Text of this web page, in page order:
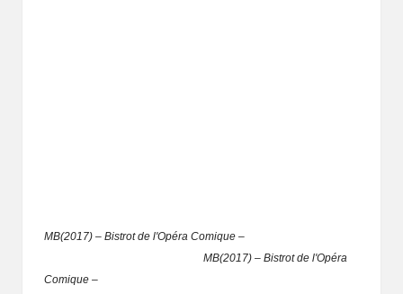
MB(2017) – Bistrot de l'Opéra Comique –
MB(2017) – Bistrot de l'Opéra
Comique –